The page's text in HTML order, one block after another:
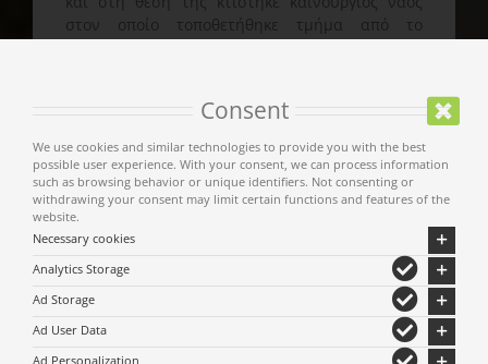
στον οποίο τοποθετήθηκε τμήμα από το
Στη διάρκεια του καλοκαιριού (20 Ιουλίου – 10
Αυγούστου), ο «Φιλεκπαιδευτικός Σύλλογος
Καλλιρρόης, Αγ. Νικόλαος» οργανώνει βραδιές
πολιτισμού, με μουσική, θέατρο και
παραδοσιακά χορευτικά συγκροτήματα.
Consent
We use cookies and similar technologies to provide you with the best
possible user experience. With your consent, we can process information
such as browsing behavior or unique identifiers. Not consenting or
withdrawing your consent may limit certain functions and features of the
website.
Necessary cookies
Analytics Storage
Ad Storage
Ad User Data
Ad Personalization